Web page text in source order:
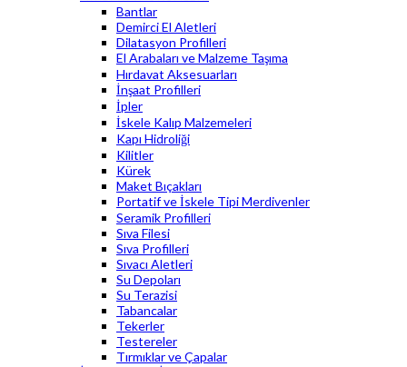
Bantlar
Demirci El Aletleri
Dilatasyon Profilleri
El Arabaları ve Malzeme Taşıma
Hırdavat Aksesuarları
İnşaat Profilleri
İpler
İskele Kalıp Malzemeleri
Kapı Hidroliği
Kilitler
Kürek
Maket Bıçakları
Portatif ve İskele Tipi Merdivenler
Seramik Profilleri
Sıva Filesi
Sıva Profilleri
Sıvacı Aletleri
Su Depoları
Su Terazisi
Tabancalar
Tekerler
Testereler
Tırmıklar ve Çapalar